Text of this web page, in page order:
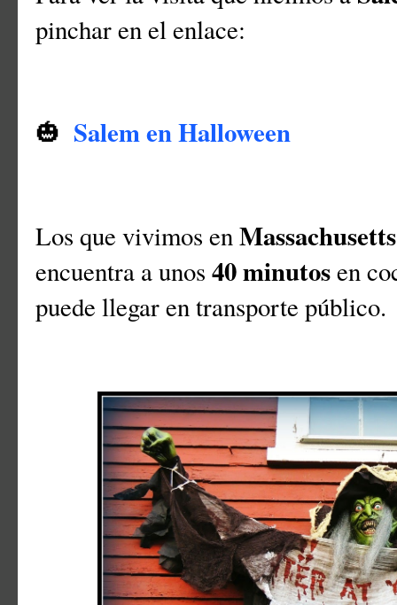
pinchar en el enlace:
🎃 Salem en Halloween
Los que vivimos enMassachusetts
encuentra a unos 40 minutosen
puede llegar en transporte público.